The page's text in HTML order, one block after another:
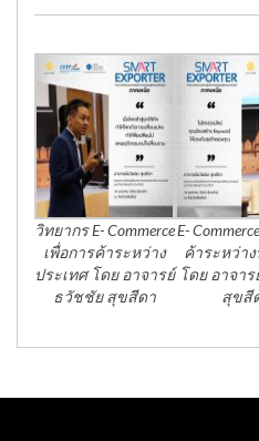
วิทยากร E- Commerce
เพื่อการค้าระหว่าง
ประเทศ โดย อาจารย์
ธวัชชัย สุขสีดา
E-
ค้าระหว่า
โดย อาจา
สุขสี